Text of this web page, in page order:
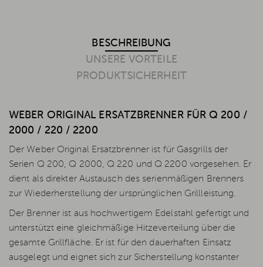
BESCHREIBUNG
UNSERE VORTEILE
PRODUKTSICHERHEIT
WEBER ORIGINAL ERSATZBRENNER FÜR Q 200 /
2000 / 220 / 2200
Der Weber Original Ersatzbrenner ist für Gasgrills der
Serien Q 200, Q 2000, Q 220 und Q 2200 vorgesehen. Er
dient als direkter Austausch des serienmäßigen Brenners
zur Wiederherstellung der ursprünglichen Grillleistung.
Der Brenner ist aus hochwertigem Edelstahl gefertigt und
unterstützt eine gleichmäßige Hitzeverteilung über die
gesamte Grillfläche. Er ist für den dauerhaften Einsatz
ausgelegt und eignet sich zur Sicherstellung konstanter